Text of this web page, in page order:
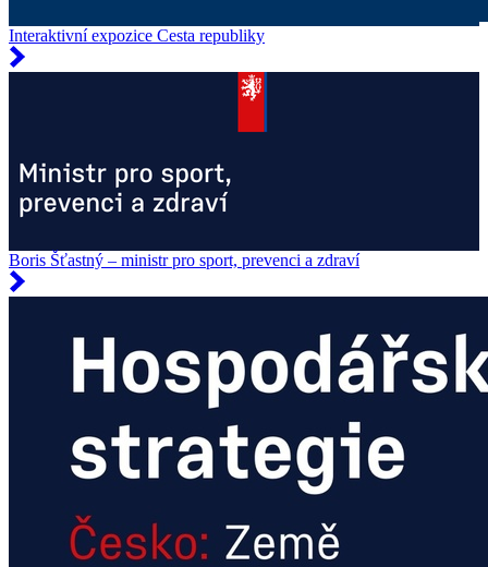
Interaktivní expozice Cesta republiky
Boris Šťastný – ministr pro sport, prevenci a zdraví